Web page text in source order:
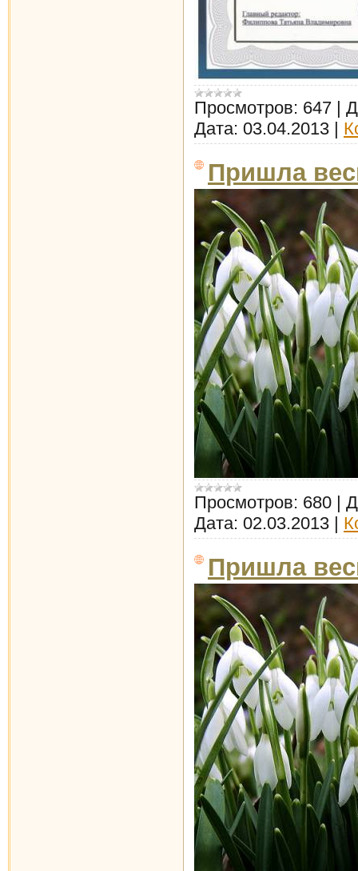
Просмотров: 647 |
Дата: 03.04.2013 |
Пришла
Просмотров: 680 |
Дата: 02.03.2013 |
Пришла